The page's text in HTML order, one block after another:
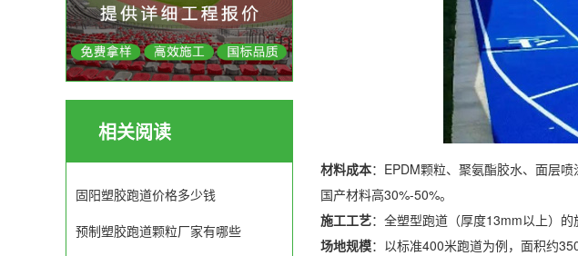
相关阅读
固阳塑胶跑道价格多少钱
预制塑胶跑道颗粒厂家有哪些
材料成本：EPDM颗粒、聚氨酯胶水、面层
国产材料高30%-50%。
施工工艺：全塑型跑道（厚度13mm以上）
场地规模：以标准400米跑道为例，面积约